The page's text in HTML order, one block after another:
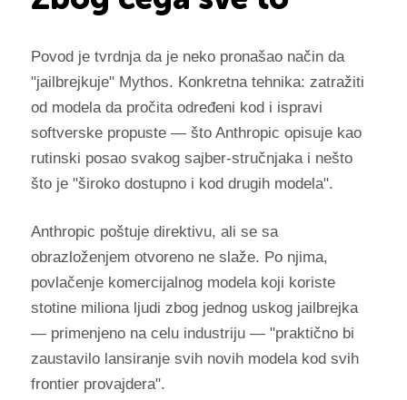
Povod je tvrdnja da je neko pronašao način da
"jailbrejkuje" Mythos. Konkretna tehnika: zatražiti
od modela da pročita određeni kod i ispravi
softverske propuste — što Anthropic opisuje kao
rutinski posao svakog sajber-stručnjaka i nešto
što je "široko dostupno i kod drugih modela".
Anthropic poštuje direktivu, ali se sa
obrazloženjem otvoreno ne slaže. Po njima,
povlačenje komercijalnog modela koji koriste
stotine miliona ljudi zbog jednog uskog jailbrejka
— primenjeno na celu industriju — "praktično bi
zaustavilo lansiranje svih novih modela kod svih
frontier provajdera".